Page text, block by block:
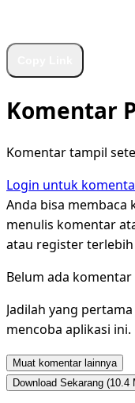
Komentar
Komentar tampil
Login untuk
Anda bisa
menulis komentar
atau register
Belum ada komentar
Jadilah yang
mencoba aplikasi ini.
Muat komentar lainnya
Download Sekarang (10.4